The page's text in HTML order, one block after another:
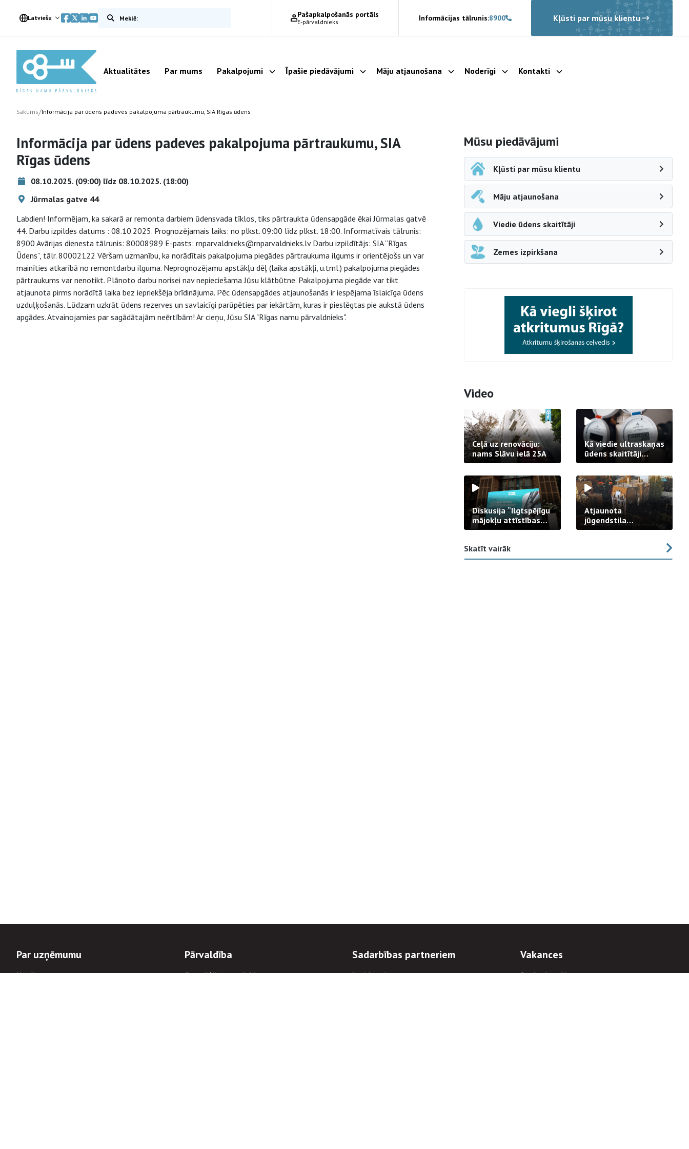
Latviešu Meklēt vietnē Pašapkalpošanās portāls
E-pārvaldnieks Informācijas tālrunis:8900 Kļūsti par mūsu klientu
Aktualitātes Par mums Pakalpojumi Parādīt apakšizvēlni
Īpašie piedāvājumi Parādīt apakšizvēlni
Māju atjaunošana Parādīt apakšizvēlni
Noderīgi Parādīt apakšizvēlni
Kontakti Parādīt apakšizvēlni
Sākums/Informācija par ūdens padeves pakalpojuma pārtraukumu, SIA Rīgas ūdens
Informācija par ūdens padeves pakalpojuma pārtraukumu, SIA
Rīgas ūdens
08.10.2025. (09:00) līdz 08.10.2025. (18:00)
Jūrmalas gatve 44
Labdien! Informējam, ka sakarā ar remonta darbiem ūdensvada tīklos, tiks pārtraukta ūdensapgāde ēkai Jūrmalas gatvē
44. Darbu izpildes datums : 08.10.2025. Prognozējamais laiks: no plkst. 09:00 līdz plkst. 18:00. Informatīvais tālrunis:
8900 Avārijas dienesta tālrunis: 80008989 E-pasts: rnparvaldnieks@rnparvaldnieks.lv Darbu izpildītājs: SIA “Rīgas
Ūdens”, tālr. 80002122 Vēršam uzmanību, ka norādītais pakalpojuma piegādes pārtraukuma ilgums ir orientējošs un var
mainīties atkarībā no remontdarbu ilguma. Neprognozējamu apstākļu dēļ (laika apstākļi, u.tml.) pakalpojuma piegādes
pārtraukums var nenotikt. Plānoto darbu norisei nav nepieciešama Jūsu klātbūtne. Pakalpojuma piegāde var tikt
atjaunota pirms norādītā laika bez iepriekšēja brīdinājuma. Pēc ūdensapgādes atjaunošanās ir iespējama īslaicīga ūdens
uzduļķošanās. Lūdzam uzkrāt ūdens rezerves un savlaicīgi parūpēties par iekārtām, kuras ir pieslēgtas pie aukstā ūdens
apgādes. Atvainojamies par sagādātajām neērtībām! Ar cieņu, Jūsu SIA "Rīgas namu pārvaldnieks".
Sāna navigācija
Mūsu piedāvājumi
Kļūsti par mūsu klientu
Māju atjaunošana
Viedie ūdens skaitītāji
Zemes izpirkšana
Video
Ceļā uz renovāciju:
nams Slāvu ielā 25A
Kā viedie ultraskaņas
ūdens skaitītāji
strādā praksē
Diskusija “Ilgtspējīgu
mājokļu attīstības
izaicinājums”
Atjaunota
jūgendstila
arhitektūras pērles
Skatīt vairāk
Par uzņēmumu
Uzņēmums
Pārvaldība
Stratēģija un mērķi
Sadarbības partneriem
Iepirkumi
Vakances
Darba iespējas